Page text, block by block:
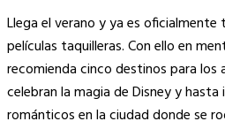
Copy
Link
Llega el verano y ya es
películas taquilleras. Con ello en
recomienda cinco destinos para los
celebran la magia de Disney y
románticos en la ciudad donde se